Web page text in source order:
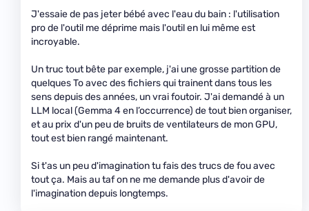
J'essaie de pas jeter bébé avec l'eau du bain : l'utilisation
pro de l'outil me déprime mais l'outil en lui même est
incroyable.
Un truc tout bête par exemple, j'ai une grosse partition de
quelques To avec des fichiers qui trainent dans tous les
sens depuis des années, un vrai foutoir. J'ai demandé à un
LLM local (Gemma 4 en l’occurrence) de tout bien organiser,
et au prix d'un peu de bruits de ventilateurs de mon GPU,
tout est bien rangé maintenant.
Si t'as un peu d'imagination tu fais des trucs de fou avec
tout ça. Mais au taf on ne me demande plus d'avoir de
l'imagination depuis longtemps.